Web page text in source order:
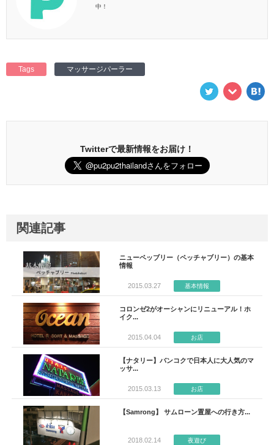
中！
Tags マッサージパーラー
Twitterで最新情報をお届け！
関連記事
ニューペッブリー（ペッチャブリー）の基本
情報
2015.03.27 基本情報
コロンゼ2がオーシャンにリニューアル！ホ
イク...
2015.04.04 お店
【ナタリー】バンコクで日本人に大人気のマ
ッサ...
2015.03.13 お店
【Samrong】 サムローン置屋への行き方...
2018.02.14 夜遊び